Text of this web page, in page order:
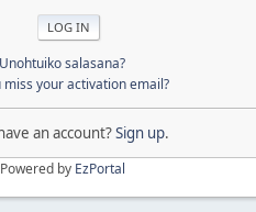
Unohtuiko salasana?
miss your activation email?
an account?Sign up.
Powered by EzPortal